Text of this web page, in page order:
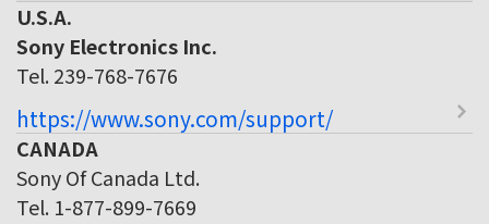
U.S.A.
Sony Electronics Inc.
Tel. 239-768-7676
https://www.sony.com/support/
CANADA
Sony Of Canada Ltd.
Tel. 1-877-899-7669